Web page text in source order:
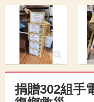
捐贈302組手